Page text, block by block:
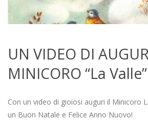
UN VIDEO DI
MINICORO “La Valle”
12-
24
Con un video di gioiosi auguri il Minicoro
un Buon Natale e Felice Anno Nuovo!